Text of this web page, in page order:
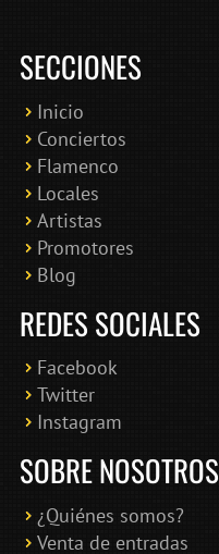
SECCIONES
Inicio
Conciertos
Flamenco
Locales
Artistas
Promotores
Blog
REDES SOCIALES
Facebook
Twitter
Instagram
SOBRE NOSOTROS
¿Quiénes somos?
Venta de entradas